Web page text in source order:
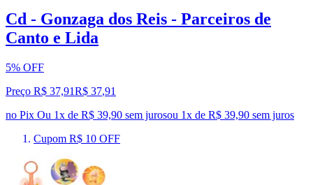
Cd - Gonzaga dos Reis - Parceiros de
Canto e Lida
5% OFF
Preço R$ 37,91R$ 37,91
no Pix Ou 1x de R$ 39,90 sem jurosou 1x de R$ 39,90 sem juros
Cupom R$ 10 OFF